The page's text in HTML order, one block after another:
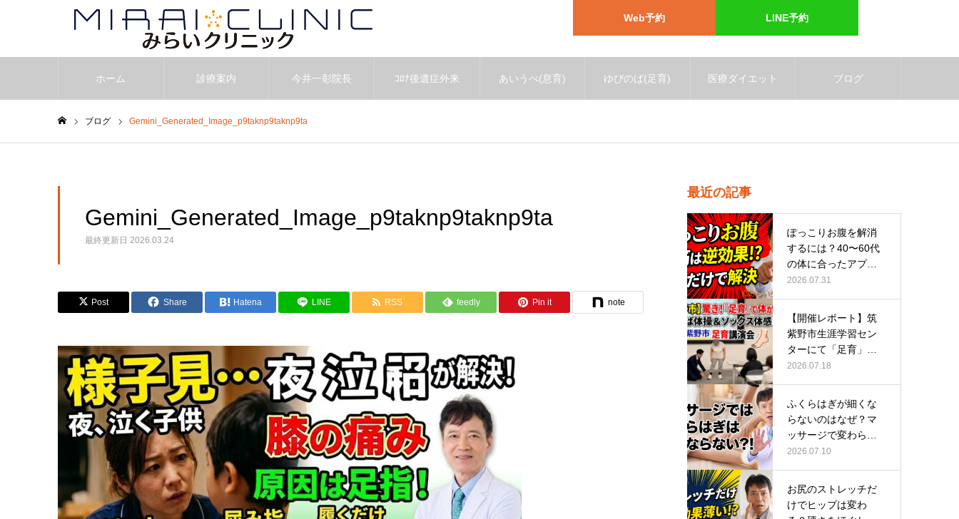
Web予約 LINE予約
ホーム 診療案内 今井一彰院長 ｺﾛﾅ後遺症外来 あいうべ(息育) ゆびのば(足育) 医療ダイエット ブログ
ブログ Gemini_Generated_Image_p9taknp9taknp9ta
Gemini_Generated_Image_p9taknp9taknp9ta
最終更新日 2026.03.24
Post Share Hatena LINE RSS feedly Pin it note
最近の記事
ぽっこりお腹を解消
するには？40〜60代
の体に合ったアプロ
ーチ
2026.07.31
【開催レポート】筑
紫野市生涯学習セン
ターにて「足育」講
演会に登壇し…
2026.07.18
ふくらはぎが細くな
らないのはなぜ？マ
ッサージで変わらな
い根本原因
2026.07.10
お尻のストレッチだ
けでヒップは変わ